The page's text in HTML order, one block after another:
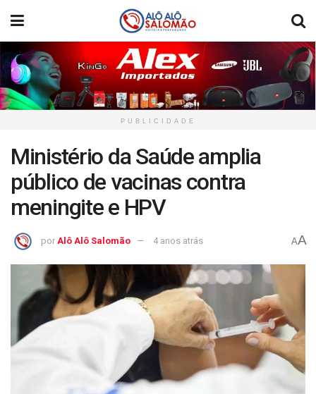
PUBLICIDADE
Ministério da Saúde amplia
público de vacinas contra
meningite e HPV
por Alô Alô Salomão 4 anos atrás AA